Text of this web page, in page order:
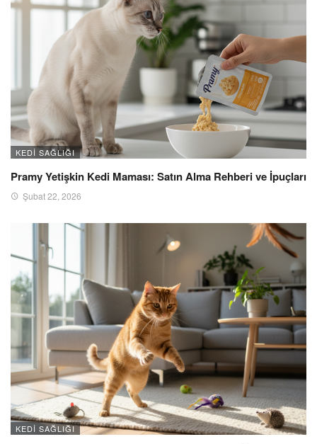
KEDI SAĞLIĞI
Pramy Yetişkin Kedi Maması: Satın Alma Rehberi ve İpuçları
Şubat 22, 2026
KEDI SAĞLIĞI